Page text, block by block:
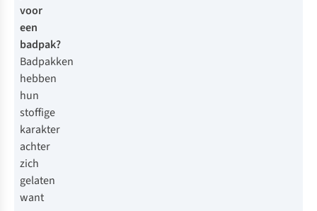
voor
een
badpak?
Badpakken
hebben
hun
stoffige
karakter
achter
zich
gelaten
want